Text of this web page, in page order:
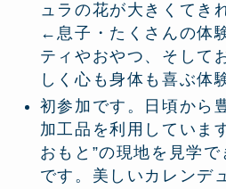
ュラの花が大きくてき
←息子・たくさんの体
ティやおやつ、そして
しく心も身体も喜ぶ体
初参加です。日頃から
加工品を利用していま
おもと”の現地を見学
です。美しいカレンデ